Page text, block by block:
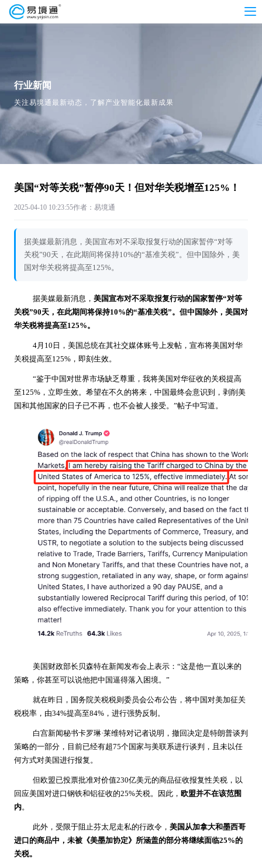
行业新闻
关注易境通最新动态，了解产业智能化最新成果
美国“对等关税”暂停90天！但对华关税增至125%！
2025-04-10 10:23:55作者：易境通
据美媒最新消息，美国宣布对不采取报复行动的国家暂停“对等
关税”90天，在此期间将保持10%的“基准关税”。但中国除外，美
国对华关税将提高至125%。
据美媒最新消息， 美国宣布对不采取报复行动的国家暂停“对等
关税”90天，在此期间将保持10%的“基准关税”。但中国除外，美国对
华关税将提高至125%。
4月10日，美国总统在其社交媒体账号上发帖，宣布将美国对华
关税提高至125%，即刻生效。
“鉴于中国对世界市场缺乏尊重，我将美国对华征收的关税提高
至125%，立即生效。希望在不久的将来，中国最终会意识到，剥削美
国和其他国家的日子已不再，也不会被人接受。”帖子中写道。
美国财政部长贝森特在新闻发布会上表示：“这是他一直以来的
策略，你甚至可以说他把中国逼得落入困境。”
就在昨日，国务院关税税则委员会公布公告，将中国对美加征关
税税率，由34%提高至84%，进行强势反制。
白宫新闻秘书卡罗琳·莱维特对记者说明，撤回决定是特朗普谈判
策略的一部分，目前已经有超75个国家与美联系进行谈判，且未以任
何方式对美国进行报复。
但欧盟已投票批准对价值230亿美元的商品征收报复性关税，以
回应美国对进口钢铁和铝征收的25%关税。因此， 欧盟并不在该范围
内。
此外，受限于阻止芬太尼走私的行政令， 美国从加拿大和墨西哥
进口的商品中，未被《美墨加协定》所涵盖的部分将继续面临25%的
关税。